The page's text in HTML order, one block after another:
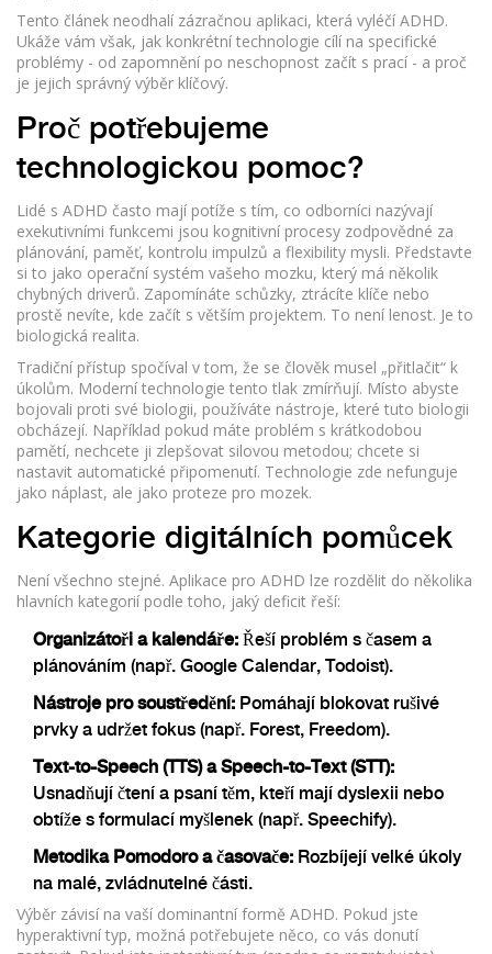
Tento článek neodhalí zázračnou aplikaci, která vyléčí ADHD.
Ukáže vám však, jak konkrétní technologie cílí na specifické
problémy - od zapomnění po neschopnost začít s prací - a proč
je jejich správný výběr klíčový.
Proč potřebujeme
technologickou pomoc?
Lidé s ADHD často mají potíže s tím, co odborníci nazývají
exekutivními funkcemi jsou kognitivní procesy zodpovědné za
plánování, paměť, kontrolu impulzů a flexibility mysli. Představte
si to jako operační systém vašeho mozku, který má několik
chybných driverů. Zapomínáte schůzky, ztrácíte klíče nebo
prostě nevíte, kde začít s větším projektem. To není lenost. Je to
biologická realita.
Tradiční přístup spočíval v tom, že se člověk musel „přitlačit“ k
úkolům. Moderní technologie tento tlak zmírňují. Místo abyste
bojovali proti své biologii, používáte nástroje, které tuto biologii
obcházejí. Například pokud máte problém s krátkodobou
pamětí, nechcete ji zlepšovat silovou metodou; chcete si
nastavit automatické připomenutí. Technologie zde nefunguje
jako náplast, ale jako proteze pro mozek.
Kategorie digitálních pomůcek
Není všechno stejné. Aplikace pro ADHD lze rozdělit do několika
hlavních kategorií podle toho, jaký deficit řeší:
Organizátoři a kalendáře: Řeší problém s časem a
plánováním (např. Google Calendar, Todoist).
Nástroje pro soustředění: Pomáhají blokovat rušivé
prvky a udržet fokus (např. Forest, Freedom).
Text-to-Speech (TTS) a Speech-to-Text (STT):
Usnadňují čtení a psaní těm, kteří mají dyslexii nebo
obtíže s formulací myšlenek (např. Speechify).
Metodika Pomodoro a časovače: Rozbíjejí velké úkoly
na malé, zvládnutelné části.
Výběr závisí na vaší dominantní formě ADHD. Pokud jste
hyperaktivní typ, možná potřebujete něco, co vás donutí